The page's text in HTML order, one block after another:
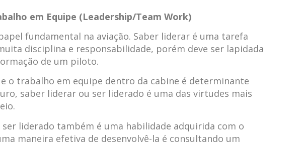
em Equipe (Leadership/Team Work)
fundamental na aviação. Saber liderar é uma tarefa
disciplina e responsabilidade, porém deve ser lapidada
de um piloto.
o trabalho em equipe dentro da cabine é determinante
saber liderar ou ser liderado é uma das virtudes mais
liderado também é uma habilidade adquirida com o
maneira efetiva de desenvolvê-la é consultando um